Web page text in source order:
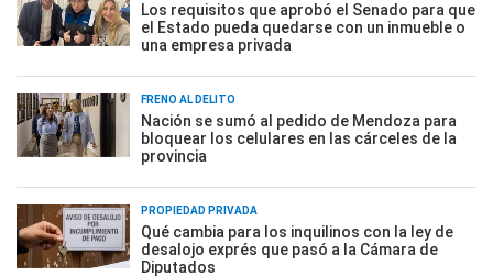
Los requisitos que aprobó el Senado para que
el Estado pueda quedarse con un inmueble o
una empresa privada
FRENO AL DELITO
Nación se sumó al pedido de Mendoza para
bloquear los celulares en las cárceles de la
provincia
PROPIEDAD PRIVADA
Qué cambia para los inquilinos con la ley de
desalojo exprés que pasó a la Cámara de
Diputados